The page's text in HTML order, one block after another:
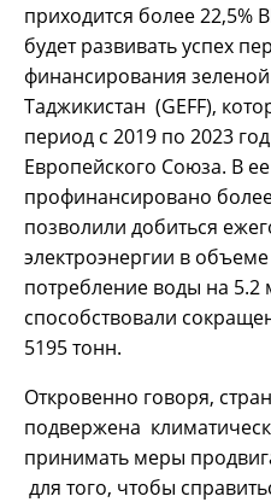
приходится более
будет развивать успех
финансирования
Таджикистан (GEFF),
период с 2019 по 2023
Европейского Союза. В
профинансировано
позволили добиться
электроэнергии в
потребление воды на 5.2
способствовали
5195 тонн.
Откровенно говоря,
подвержена
принимать меры
для того, чтобы